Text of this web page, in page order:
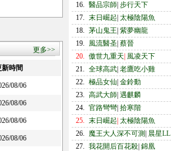
更多>>
新時間
08/06
08/06
08/06
08/06
16. 醫品宗師 步行天下
17. 末日崛起 太極陰陽魚
18. 茅山鬼王 紫夢幽龍
19.
風流醫圣 蔡晉
20. 傲世九重天 風凌天下
21. 全球高武 老鷹吃小雞
22. 極品女仙 金鈴動
23. 高武大師 遇麒麟
24. 官路彎彎 拾寒階
25. 末日崛起 太極陰陽魚
26.
魔王大人深不可測 晨星LL
27. 我花開后百花殺 錦凰